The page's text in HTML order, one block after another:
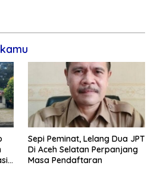
Sepi Peminat, Lelang Dua JPT
Di Aceh Selatan Perpanjang
Masa Pendaftaran